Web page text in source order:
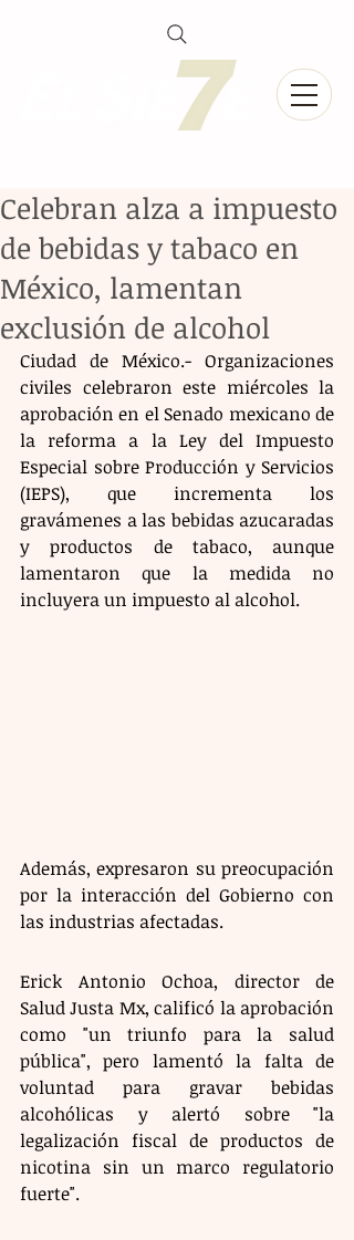
Celebran alza a impuesto
de bebidas y tabaco en
México, lamentan
exclusión de alcohol
Ciudad de México.- Organizaciones
civiles celebraron este miércoles la
aprobación en el Senado mexicano de
la reforma a la Ley del Impuesto
Especial sobre Producción y Servicios
(IEPS), que incrementa los
gravámenes a las bebidas azucaradas
y productos de tabaco, aunque
lamentaron que la medida no
incluyera un impuesto al alcohol.
Además, expresaron su preocupación
por la interacción del Gobierno con
las industrias afectadas.
Erick Antonio Ochoa, director de
Salud Justa Mx, calificó la aprobación
como "un triunfo para la salud
pública", pero lamentó la falta de
voluntad para gravar bebidas
alcohólicas y alertó sobre "la
legalización fiscal de productos de
nicotina sin un marco regulatorio
fuerte".